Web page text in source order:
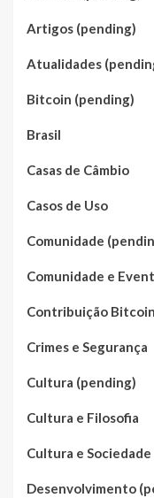
Artigos (pending)
Atualidades
Bitcoin (pending)
Brasil
Casas de Câmbio
Casos de Uso
Comunidade
Comunidade e
Contribuição
Crimes e Segurança
Cultura (pending)
Cultura e Filosofia
Cultura e
Desenvolvimento